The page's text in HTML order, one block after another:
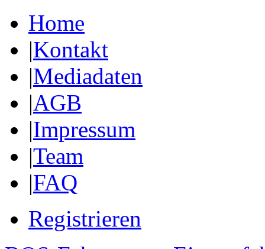
Home
|Kontakt
|Mediadaten
|AGB
|Impressum
|Team
|FAQ
Registrieren